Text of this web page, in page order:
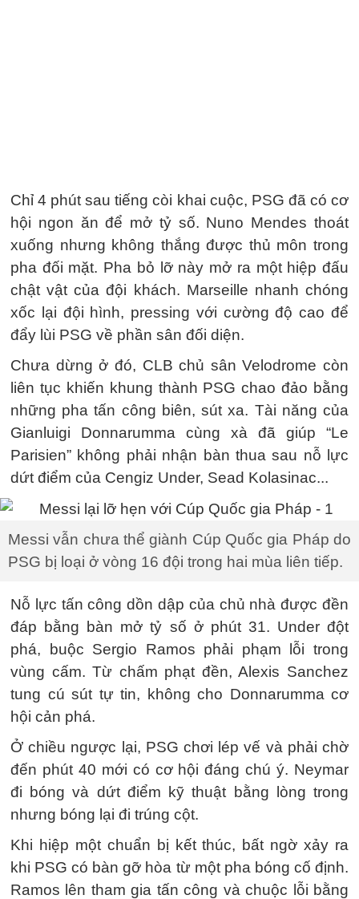
Chỉ 4 phút sau tiếng còi khai cuộc, PSG đã có cơ
hội ngon ăn để mở tỷ số. Nuno Mendes thoát
xuống nhưng không thắng được thủ môn trong
pha đối mặt. Pha bỏ lỡ này mở ra một hiệp đấu
chật vật của đội khách. Marseille nhanh chóng
xốc lại đội hình, pressing với cường độ cao để
đẩy lùi PSG về phần sân đối diện.
Chưa dừng ở đó, CLB chủ sân Velodrome còn
liên tục khiến khung thành PSG chao đảo bằng
những pha tấn công biên, sút xa. Tài năng của
Gianluigi Donnarumma cùng xà đã giúp “Le
Parisien” không phải nhận bàn thua sau nỗ lực
dứt điểm của Cengiz Under, Sead Kolasinac...
Messi vẫn chưa thể giành Cúp Quốc gia Pháp do
PSG bị loại ở vòng 16 đội trong hai mùa liên tiếp.
Nỗ lực tấn công dồn dập của chủ nhà được đền
đáp bằng bàn mở tỷ số ở phút 31. Under đột
phá, buộc Sergio Ramos phải phạm lỗi trong
vùng cấm. Từ chấm phạt đền, Alexis Sanchez
tung cú sút tự tin, không cho Donnarumma cơ
hội cản phá.
Ở chiều ngược lại, PSG chơi lép vế và phải chờ
đến phút 40 mới có cơ hội đáng chú ý. Neymar
đi bóng và dứt điểm kỹ thuật bằng lòng trong
nhưng bóng lại đi trúng cột.
Khi hiệp một chuẩn bị kết thúc, bất ngờ xảy ra
khi PSG có bàn gỡ hòa từ một pha bóng cố định.
Ramos lên tham gia tấn công và chuộc lỗi bằng